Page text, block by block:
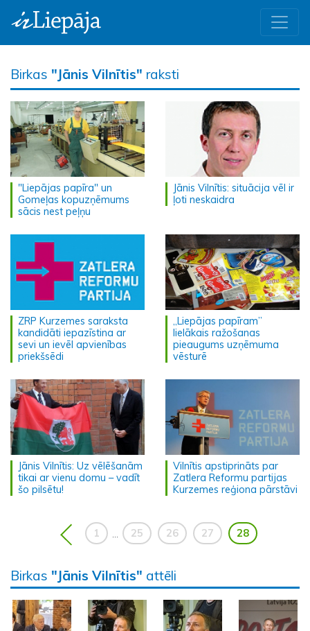
Birkas "Jānis Vilnītis" raksti
"Liepājas papīra" un
Gomeļas kopuzņēmums
sācis nest peļņu
Jānis Vilnītis: situācija vēl ir
ļoti neskaidra
ZRP Kurzemes saraksta
kandidāti iepazīstina ar
sevi un ievēl apvienības
priekšsēdi
„Liepājas papīram”
lielākais ražošanas
pieaugums uzņēmuma
vēsturē
Jānis Vilnītis: Uz vēlēšanām
tikai ar vienu domu – vadīt
šo pilsētu!
Vilnītis apstiprināts par
Zatlera Reformu partijas
Kurzemes reģiona pārstāvi
1 25 26 27 28
Birkas "Jānis Vilnītis" attēli